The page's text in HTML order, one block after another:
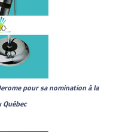
pour sa nomination à la